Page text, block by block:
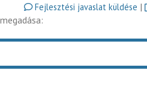
Fejlesztési javaslat küldése |